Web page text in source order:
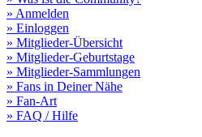
» Anmelden
» Einloggen
» Mitglieder-Übersicht
» Mitglieder-Geburtstage
» Mitglieder-Sammlungen
» Fans in Deiner Nähe
» Fan-Art
» FAQ / Hilfe